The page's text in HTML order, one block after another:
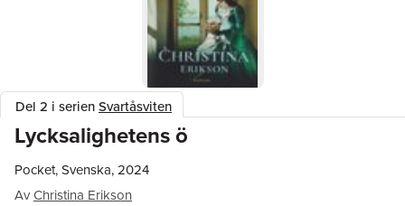
Del 2 i serienSvartåsviten
Lycksalighetens ö
Pocket, Svenska, 2024
AvChristina Erikson